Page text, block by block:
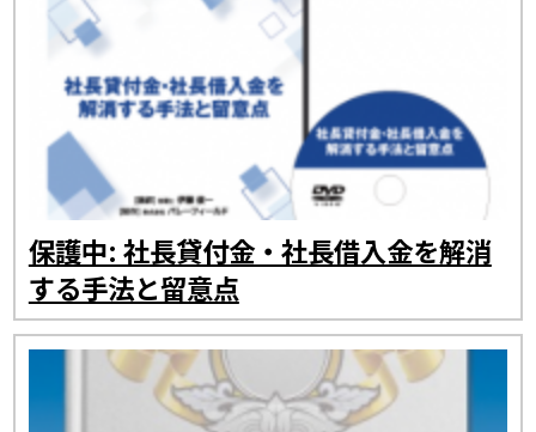
保護中: 社長貸付金・社長借入金を解消
する手法と留意点